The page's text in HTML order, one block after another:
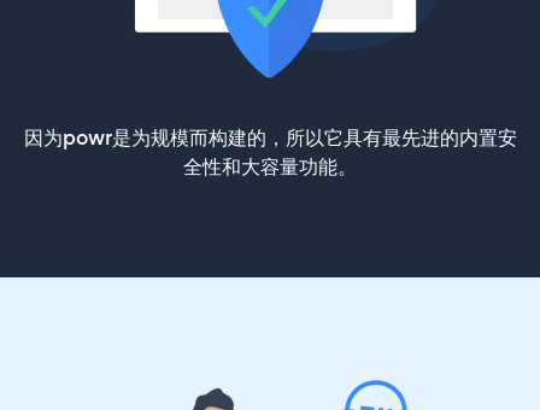
因为powr是为规模而构建的，所以它具有最先进的内置安
全性和大容量功能。